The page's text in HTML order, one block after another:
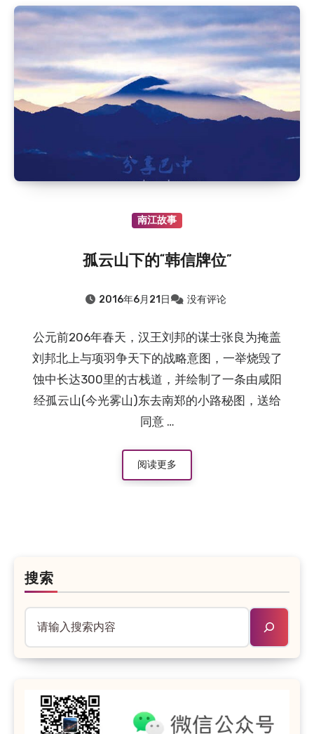
南江故事
孤云山下的“韩信牌位”
2016年6月21日 没有评论
公元前206年春天，汉王刘邦的谋士张良为掩盖
刘邦北上与项羽争天下的战略意图，一举烧毁了
蚀中长达300里的古栈道，并绘制了一条由咸阳
经孤云山(今光雾山)东去南郑的小路秘图，送给
同意 …
阅读更多
搜索